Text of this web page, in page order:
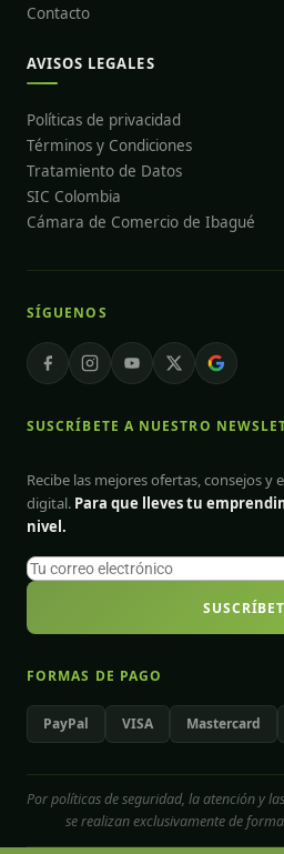
Contacto
AVISOS LEGALES
Políticas de privacidad
Términos y Condiciones
Tratamiento de Datos
SIC Colombia
Cámara de Comercio de Ibagué
SÍGUENOS
SUSCRÍBETE A NUESTRO
Recibe las mejores ofertas, consejos y
digital. Para que lleves tu
nivel.
FORMAS DE PAGO
PayPal VISA Mastercard
Por políticas de seguridad, la atención y
se realizan exclusivamente de